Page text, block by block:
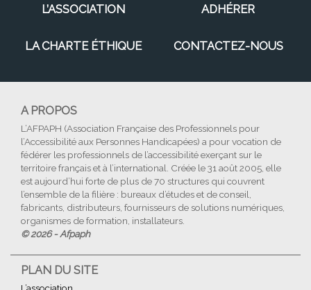
L’ASSOCIATION ADHÉRER
LA CHARTE ÉTHIQUE CONTACTEZ-NOUS
A PROPOS
L’AFPAPH (Association Française des Professionnels pour
l’Accessibilité aux Personnes Handicapées) a pour vocation de
fédérer les professionnels de l’accessibilité exerçant sur le
territoire français et à l’international. Créée le 31 août 2005, elle
est aujourd’hui forte de plus de 70 structures qui couvrent
l’ensemble de la filière : bureaux d’études et de conseil,
fabricants, distributeurs, fournisseurs de solutions numériques,
organismes de formation, installateurs.
© 2026 - Afpaph
PLAN DU SITE